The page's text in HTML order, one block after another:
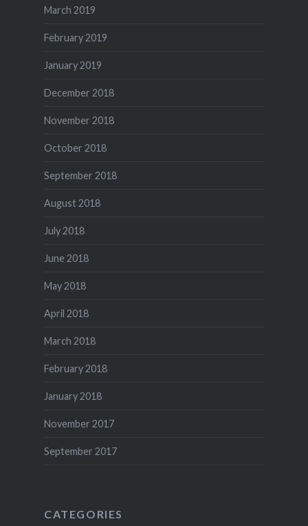
March 2019
February 2019
January 2019
December 2018
November 2018
October 2018
September 2018
August 2018
July 2018
June 2018
May 2018
April 2018
March 2018
February 2018
January 2018
November 2017
September 2017
CATEGORIES